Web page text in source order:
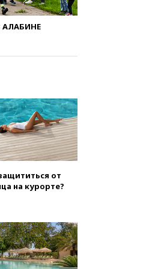
«сходит с
в СМИ
боеприпасов у
сообщил о
Армении
смерти
Wildberries
АЛАБИНЕ
от
на курорте?